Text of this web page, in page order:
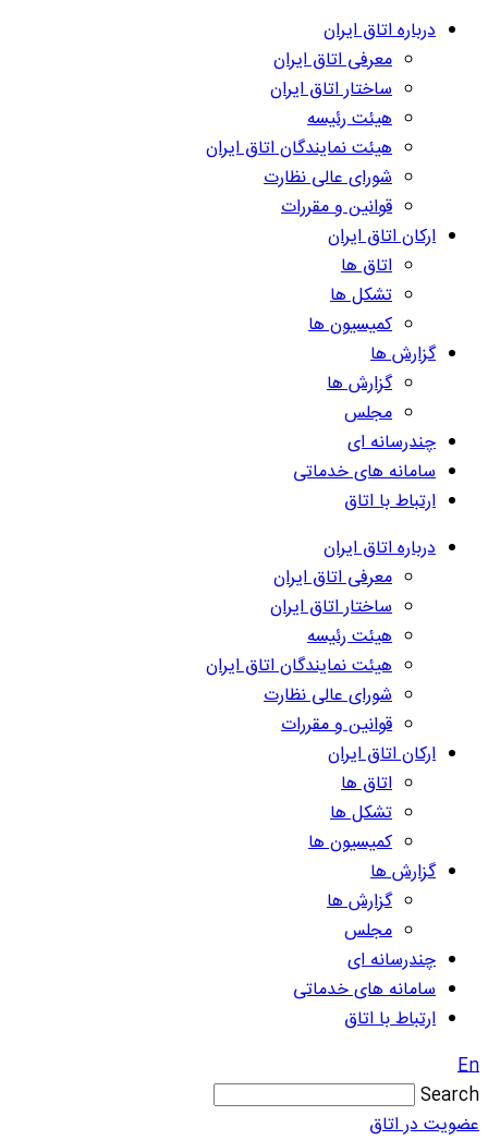
درباره اتاق ایران
معرفی اتاق ایران
ساختار اتاق ایران
هیئت رئیسه
هیئت نمایندگان اتاق ایران
شورای عالی نظارت
قوانین و مقررات
ارکان اتاق ایران
اتاق ها
تشکل ها
کمیسیون ها
گزارش ها
گزارش ها
مجلس
چندرسانه ای
سامانه های خدماتی
ارتباط با اتاق
درباره اتاق ایران
معرفی اتاق ایران
ساختار اتاق ایران
هیئت رئیسه
هیئت نمایندگان اتاق ایران
شورای عالی نظارت
قوانین و مقررات
ارکان اتاق ایران
اتاق ها
تشکل ها
کمیسیون ها
گزارش ها
گزارش ها
مجلس
چندرسانه ای
سامانه های خدماتی
ارتباط با اتاق
En
Search
عضویت در اتاق